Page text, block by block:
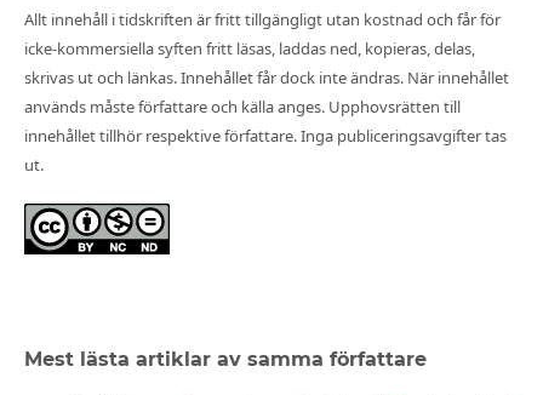
Allt innehåll i tidskriften är fritt tillgängligt utan kostnad och får för
icke-kommersiella syften fritt läsas, laddas ned, kopieras, delas,
skrivas ut och länkas. Innehållet får dock inte ändras. När innehållet
används måste författare och källa anges. Upphovsrätten till
innehållet tillhör respektive författare. Inga publiceringsavgifter tas
ut.
Mest lästa artiklar av samma författare